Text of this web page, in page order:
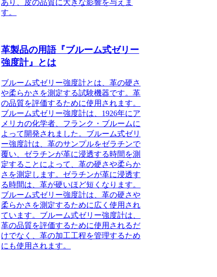
あり、皮の品質に大きな影響を与えま
す。
革製品の用語『ブルーム式ゼリー
強度計』とは
ブルーム式ゼリー強度計とは、革の硬さ
や柔らかさを測定する試験機器です。革
の品質を評価するために使用されます。
ブルーム式ゼリー強度計は、1926年にア
メリカの化学者、フランク・ブルームに
よって開発されました。ブルーム式ゼリ
ー強度計は、革のサンプルをゼラチンで
覆い、ゼラチンが革に浸透する時間を測
定することによって、革の硬さや柔らか
さを測定します。ゼラチンが革に浸透す
る時間は、革が硬いほど短くなります。
ブルーム式ゼリー強度計は、革の硬さや
柔らかさを測定するために広く使用され
ています。ブルーム式ゼリー強度計は、
革の品質を評価するために使用されるだ
けでなく、革の加工工程を管理するため
にも使用されます。